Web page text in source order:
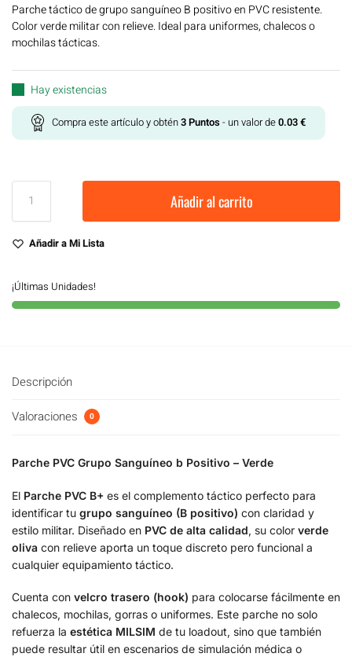
Parche táctico de grupo sanguíneo B positivo en PVC resistente.
Color verde militar con relieve. Ideal para uniformes, chalecos o
mochilas tácticas.
Hay existencias
Compra este artículo y obtén3Puntos - un valor de0.03€
Añadir al carrito
Añadir a Mi Lista
¡Últimas Unidades!
Descripción
Valoraciones 0
Parche PVC Grupo Sanguíneo b Positivo – Verde
El Parche PVC B+ es el complemento táctico perfecto para
identificar tu grupo sanguíneo (B positivo) con claridad y
estilo militar. Diseñado en PVC de alta calidad, su color verde
oliva con relieve aporta un toque discreto pero funcional a
cualquier equipamiento táctico.
Cuenta con velcro trasero (hook) para colocarse fácilmente en
chalecos, mochilas, gorras o uniformes. Este parche no solo
refuerza la estética MILSIM de tu loadout, sino que también
puede resultar útil en escenarios de simulación médica o